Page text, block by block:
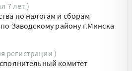
7 лет )
по налогам и сборам
Заводскому району г.Минска
регистрации )
комитет